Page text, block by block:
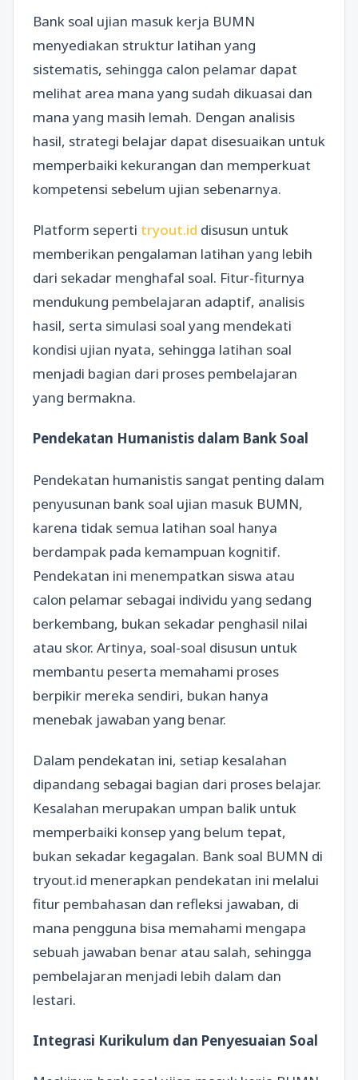
Bank soal ujian masuk kerja BUMN
menyediakan struktur latihan yang
sistematis, sehingga calon pelamar dapat
melihat area mana yang sudah dikuasai dan
mana yang masih lemah. Dengan analisis
hasil, strategi belajar dapat disesuaikan untuk
memperbaiki kekurangan dan memperkuat
kompetensi sebelum ujian sebenarnya.
Platform seperti tryout.id disusun untuk
memberikan pengalaman latihan yang lebih
dari sekadar menghafal soal. Fitur-fiturnya
mendukung pembelajaran adaptif, analisis
hasil, serta simulasi soal yang mendekati
kondisi ujian nyata, sehingga latihan soal
menjadi bagian dari proses pembelajaran
yang bermakna.
Pendekatan Humanistis dalam Bank Soal
Pendekatan humanistis sangat penting dalam
penyusunan bank soal ujian masuk BUMN,
karena tidak semua latihan soal hanya
berdampak pada kemampuan kognitif.
Pendekatan ini menempatkan siswa atau
calon pelamar sebagai individu yang sedang
berkembang, bukan sekadar penghasil nilai
atau skor. Artinya, soal-soal disusun untuk
membantu peserta memahami proses
berpikir mereka sendiri, bukan hanya
menebak jawaban yang benar.
Dalam pendekatan ini, setiap kesalahan
dipandang sebagai bagian dari proses belajar.
Kesalahan merupakan umpan balik untuk
memperbaiki konsep yang belum tepat,
bukan sekadar kegagalan. Bank soal BUMN di
tryout.id menerapkan pendekatan ini melalui
fitur pembahasan dan refleksi jawaban, di
mana pengguna bisa memahami mengapa
sebuah jawaban benar atau salah, sehingga
pembelajaran menjadi lebih dalam dan
lestari.
Integrasi Kurikulum dan Penyesuaian Soal